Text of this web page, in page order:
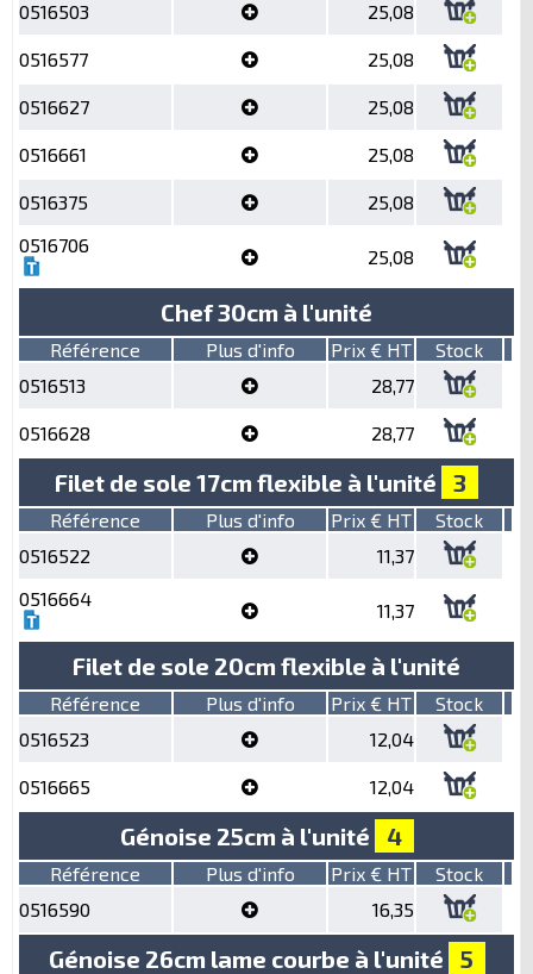
0516503 25,08
0516577 25,08
0516627 25,08
0516661 25,08
0516375
25,08
0516706
25,08
Chef 30cm à l'unité
Référence Plus d'info Prix € HT
Stock
0516513
28,77
0516628 28,77
Filet de sole 17cm flexible à l'unité 3
Référence Plus d'info Prix € HT
Stock
0516522
11,37
0516664
11,37
Filet de sole 20cm flexible à l'unité
Référence Plus d'info Prix € HT
Stock
0516523
12,04
0516665 12,04
Génoise 25cm à l'unité 4
Référence Plus d'info Prix € HT
Stock
0516590
16,35
Génoise 26cm lame courbe à l'unité 5